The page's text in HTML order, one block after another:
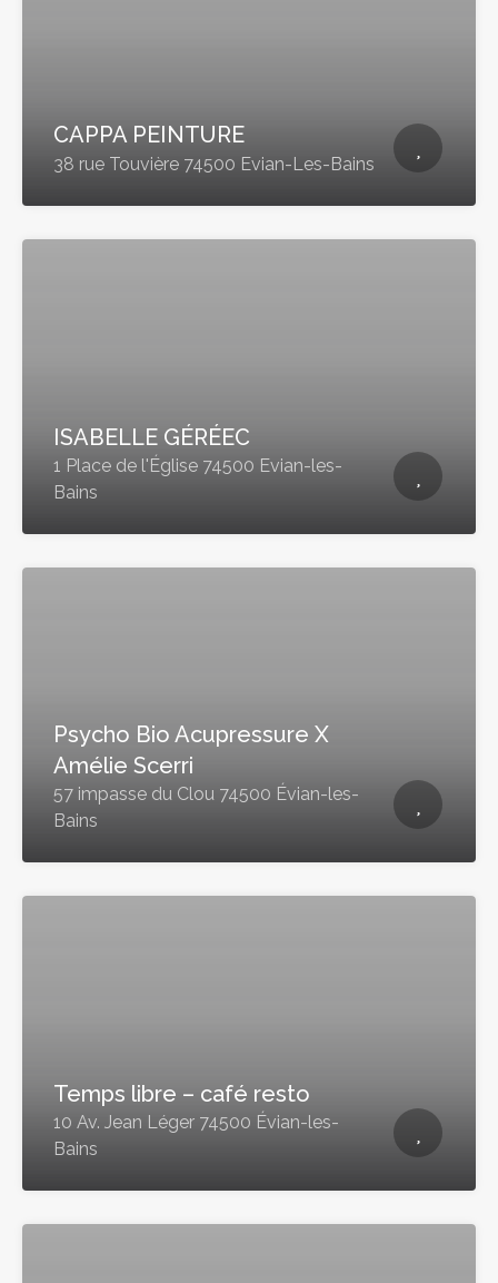
CAPPA PEINTURE
38 rue Touvière 74500 Evian-Les-Bains
ISABELLE GÉRÉEC
1 Place de l'Église 74500 Evian-les-
Bains
Psycho Bio Acupressure X
Amélie Scerri
57 impasse du Clou 74500 Évian-les-
Bains
Temps libre – café resto
10 Av. Jean Léger 74500 Évian-les-
Bains